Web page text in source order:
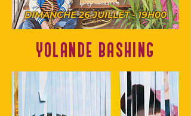
DIMANCHE 26 JUILLET - 19H00
YOLANDE BASHING